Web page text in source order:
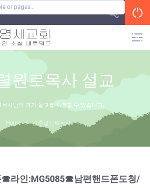
원로목사 설교
목사님의 과거 설교를 시청할 수 있습니다.
Home / 김충렬원로목사
☎라인:MG5085☎남편핸드폰도청/